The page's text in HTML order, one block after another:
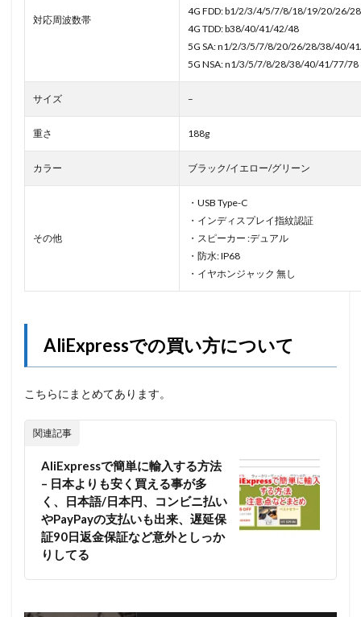
対応周波数帯
4G FDD: b1/2/3/4/5/7/8/18/19/20/26/
4G TDD: b38/40/41/42/48
5G SA: n1/2/3/5/7/8/20/26/28/38/40/
5G NSA: n1/3/5/7/8/28/38/40/41/77/78
サイズ –
重さ 188g
カラー ブラック/イエロー/グリーン
その他
・USB Type-C
・インディスプレイ指紋認証
・スピーカー :デュアル
・防水: IP68
・イヤホンジャック 無し
AliExpressでの買い方について
こちらにまとめてあります。
関連記事
AliExpressで簡単に輸入する方法
– 日本よりも安く買える事が多
く、日本語/日本円、コンビニ払い
やPayPayの支払いも出来、遅延保
証90日返金保証など意外としっか
りしてる